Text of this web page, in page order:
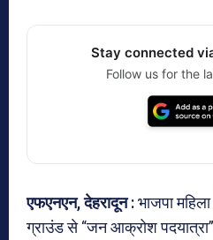
Stay connected
Follow us for the
एफएनएन, देहरादून :भाजपा
ग्राउंड से “जन आक्रोश